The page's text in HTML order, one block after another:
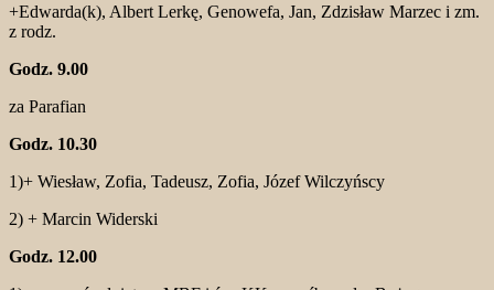
+Edwarda(k), Albert Lerkę, Genowefa, Jan, Zdzisław Marzec i zm.
z rodz.
Godz. 9.00
za Parafian
Godz. 10.30
1)+ Wiesław, Zofia, Tadeusz, Zofia, Józef Wilczyńscy
2) + Marcin Widerski
Godz. 12.00